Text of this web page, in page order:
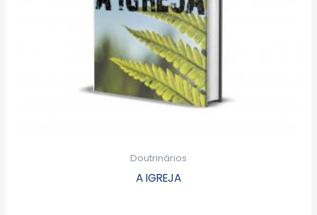
Doutrinários
A IGREJA